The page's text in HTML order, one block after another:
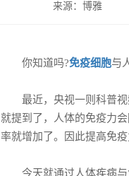
来源：博雅
你知道吗?免疫细胞与
最近，央视一则科普视
就提到了，人体的免疫力
率就增加了。因此提高免
今天就通过人体疾病与